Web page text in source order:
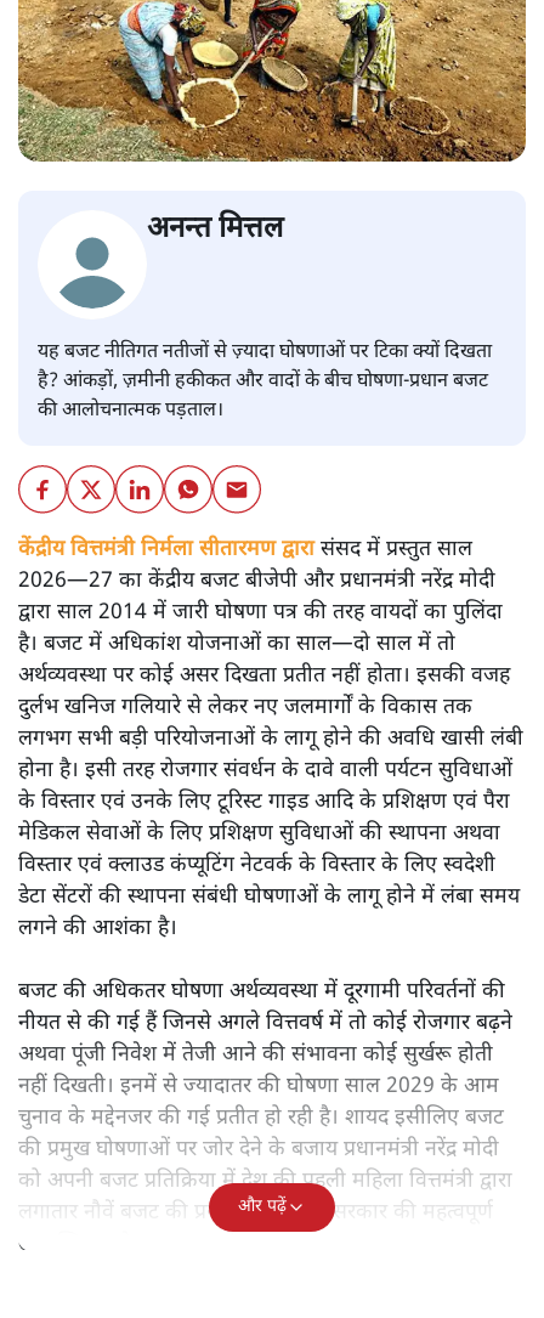
अनन्त मित्तल
यह बजट नीतिगत नतीजों से ज़्यादा घोषणाओं पर टिका क्यों दिखता
है? आंकड़ों, ज़मीनी हकीकत और वादों के बीच घोषणा-प्रधान बजट
की आलोचनात्मक पड़ताल।
केंद्रीय वित्तमंत्री निर्मला सीतारमण द्वारासंसद में प्रस्तुत साल
2026—27 का केंद्रीय बजट बीजेपी और प्रधानमंत्री नरेंद्र मोदी
द्वारा साल 2014 में जारी घोषणा पत्र की तरह वायदों का पुलिंदा
है। बजट में अधिकांश योजनाओं का साल—दो साल में तो
अर्थव्यवस्था पर कोई असर दिखता प्रतीत नहीं होता। इसकी वजह
दुर्लभ खनिज गलियारे से लेकर नए जलमार्गों के विकास तक
लगभग सभी बड़ी परियोजनाओं के लागू होने की अवधि खासी लंबी
होना है। इसी तरह रोजगार संवर्धन के दावे वाली पर्यटन सुविधाओं
के विस्तार एवं उनके लिए टूरिस्ट गाइड आदि के प्रशिक्षण एवं पैरा
मेडिकल सेवाओं के लिए प्रशिक्षण सुविधाओं की स्थापना अथवा
विस्तार एवं क्लाउड कंप्यूटिंग नेटवर्क के विस्तार के लिए स्वदेशी
डेटा सेंटरों की स्थापना संबंधी घोषणाओं के लागू होने में लंबा समय
लगने की आशंका है।
बजट की अधिकतर घोषणा अर्थव्यवस्था में दूरगामी परिवर्तनों की
नीयत से की गई हैं जिनसे अगले वित्तवर्ष में तो कोई रोजगार बढ़ने
अथवा पूंजी निवेश में तेजी आने की संभावना कोई सुर्खरू होती
नहीं दिखती। इनमें से ज्यादातर की घोषणा साल 2029 के आम
चुनाव के मद्देनजर की गई प्रतीत हो रही है। शायद इसीलिए बजट
की प्रमुख घोषणाओं पर जोर देने के बजाय प्रधानमंत्री नरेंद्र मोदी
को अपनी बजट प्रतिक्रिया में देश की पहली महिला वित्तमंत्री द्वारा
लगातार नौवें बजट की प्रस्तुति को अपनी सरकार की महत्वपूर्ण
उपलब्धि बताने पर मजबूर होना पड़ा।
और पढ़ें